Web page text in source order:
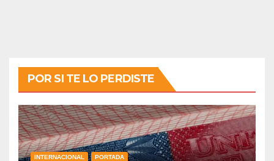
POR SI TE LO PERDISTE
INTERNACIONAL PORTADA